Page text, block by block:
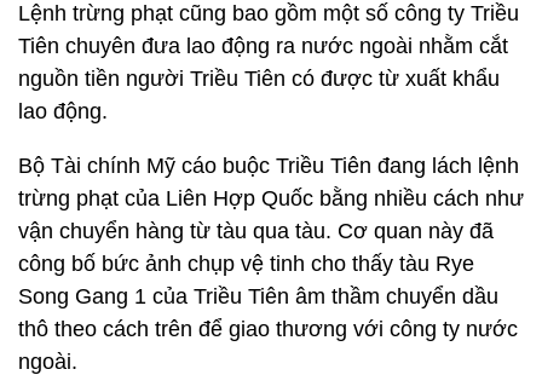
Lệnh trừng phạt cũng bao gồm một số công ty Triều
Tiên chuyên đưa lao động ra nước ngoài nhằm cắt
nguồn tiền người Triều Tiên có được từ xuất khẩu
lao động.
Bộ Tài chính Mỹ cáo buộc Triều Tiên đang lách lệnh
trừng phạt của Liên Hợp Quốc bằng nhiều cách như
vận chuyển hàng từ tàu qua tàu. Cơ quan này đã
công bố bức ảnh chụp vệ tinh cho thấy tàu Rye
Song Gang 1 của Triều Tiên âm thầm chuyển dầu
thô theo cách trên để giao thương với công ty nước
ngoài.